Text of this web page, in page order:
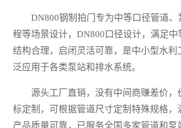
DN800钢制拍门专为中等口径管道、
程等场景设计，DN800口径设计，满足中
结构合理，启闭灵活可靠，是中小型水利
泛应用于各类泵站和排水系统。
源头工厂直销，没有中间商赚差价，
标定制，可根据管道尺寸定制特殊规格，
产品质量可靠，已服务全国多家管道和泵